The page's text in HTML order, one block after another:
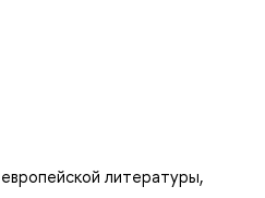
литературы,